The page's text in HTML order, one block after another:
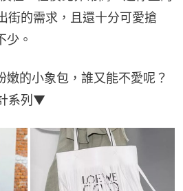
街的需求，且還十分可愛搶
少。
的小象包，誰又能不愛呢？
系列▼